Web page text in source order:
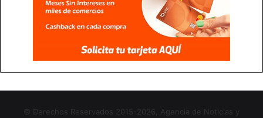
© Derechos Reservados 2015-2026, Agencia de Noticias y